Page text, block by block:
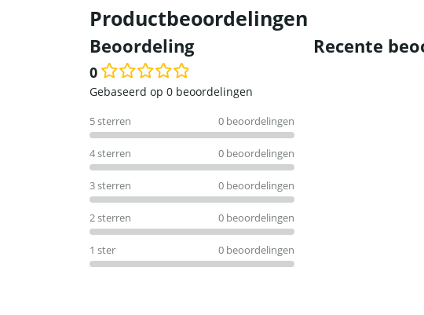
Productbeoordelingen
Beoordeling
0
Waardering
uit
5
Gebaseerd op 0 beoordelingen
5 sterren 0 beoordelingen
4 sterren 0 beoordelingen
3 sterren 0 beoordelingen
2 sterren 0 beoordelingen
1 ster 0 beoordelingen
Recente